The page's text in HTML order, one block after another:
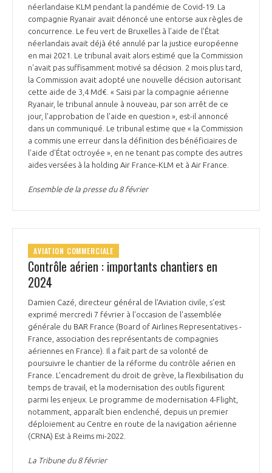
néerlandaise KLM pendant la pandémie de Covid-19. La
compagnie Ryanair avait dénoncé une entorse aux règles de
concurrence. Le feu vert de Bruxelles à l'aide de l'État
néerlandais avait déjà été annulé par la justice européenne
en mai 2021. Le tribunal avait alors estimé que la Commission
n'avait pas suffisamment motivé sa décision. 2 mois plus tard,
la Commission avait adopté une nouvelle décision autorisant
cette aide de 3,4 Md€. « Saisi par la compagnie aérienne
Ryanair, le tribunal annule à nouveau, par son arrêt de ce
jour, l'approbation de l'aide en question », est-il annoncé
dans un communiqué. Le tribunal estime que « la Commission
a commis une erreur dans la définition des bénéficiaires de
l'aide d'État octroyée », en ne tenant pas compte des autres
aides versées à la holding Air France-KLM et à Air France.
Ensemble de la presse du 8 février
AVIATION COMMERCIALE
Contrôle aérien : importants chantiers en
2024
Damien Cazé, directeur général de l'Aviation civile, s’est
exprimé mercredi 7 février à l'occasion de l'assemblée
générale du BAR France (Board of Airlines Representatives -
France, association des représentants de compagnies
aériennes en France). Il a fait part de sa volonté de
poursuivre le chantier de la réforme du contrôle aérien en
France. L’encadrement du droit de grève, la flexibilisation du
temps de travail, et la modernisation des outils figurent
parmi les enjeux. Le programme de modernisation 4-Flight,
notamment, apparaît bien enclenché, depuis un premier
déploiement au Centre en route de la navigation aérienne
(CRNA) Est à Reims mi-2022.
La Tribune du 8 février